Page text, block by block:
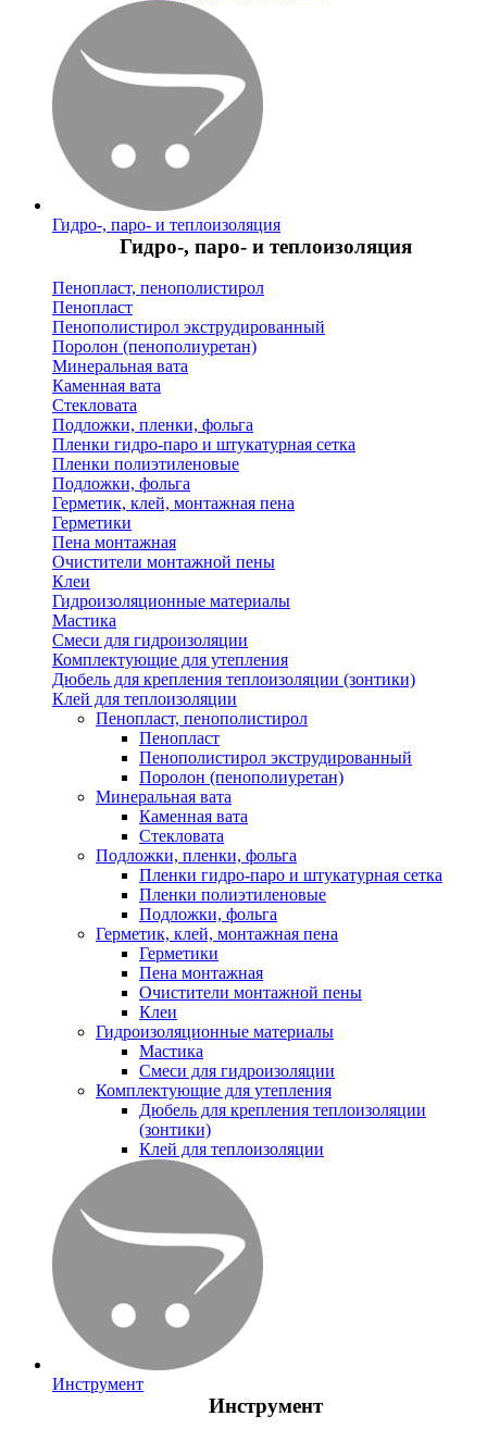
Гидро-, паро- и теплоизоляция
Гидро-, паро- и теплоизоляция
Пенопласт, пенополистирол
Пенопласт
Пенополистирол экструдированный
Поролон (пенополиуретан)
Минеральная вата
Каменная вата
Стекловата
Подложки, пленки, фольга
Пленки гидро-паро и штукатурная сетка
Пленки полиэтиленовые
Подложки, фольга
Герметик, клей, монтажная пена
Герметики
Пена монтажная
Очистители монтажной пены
Клеи
Гидроизоляционные материалы
Мастика
Смеси для гидроизоляции
Комплектующие для утепления
Дюбель для крепления теплоизоляции (зонтики)
Клей для теплоизоляции
Пенопласт, пенополистирол
Пенопласт
Пенополистирол экструдированный
Поролон (пенополиуретан)
Минеральная вата
Каменная вата
Стекловата
Подложки, пленки, фольга
Пленки гидро-паро и штукатурная сетка
Пленки полиэтиленовые
Подложки, фольга
Герметик, клей, монтажная пена
Герметики
Пена монтажная
Очистители монтажной пены
Клеи
Гидроизоляционные материалы
Мастика
Смеси для гидроизоляции
Комплектующие для утепления
Дюбель для крепления теплоизоляции
(зонтики)
Клей для теплоизоляции
Инструмент
Инструмент